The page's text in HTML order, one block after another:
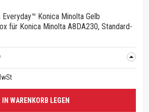
Konica Minolta Gelb
für Konica Minolta A8DA230, Standard-
IN WARENKORB LEGEN